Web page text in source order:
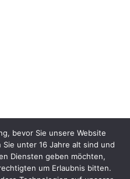
bevor Sie unsere Website
unter 16 Jahre alt sind und
Diensten geben möchten,
um Erlaubnis bitten.